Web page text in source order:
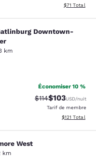
Afficher les
$71 Total
Downtown-
km
481 commentaires
Économiser 10 %
Tarif barré :
$114Tarif réduit :
$103USD/nuit
Tarif de membre
Afficher les
$121 Total
West
West
km